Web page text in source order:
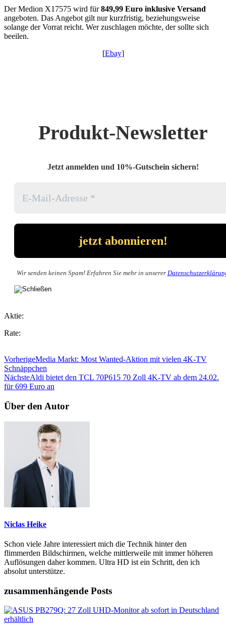
Der Medion X17575 wird für849,99 Euro inklusive Versand
angeboten. Das Angebot gilt nur kurzfristig, beziehungsweise
solange der Vorrat reicht. Wer zuschlagen möchte, der sollte sich
beeilen.
[Ebay]
Produkt-Newsletter
Jetzt anmelden und 10%-Gutschein sichern!
Wir senden keinen Spam! Erfahren Sie mehr in unserer
Aktie:
Rate:
VorherigeMedia Markt: Most Wanted-Aktion mit vielen 4K-TV
Schnäppchen
NächsteAldi bietet den TCL 70P615 70 Zoll 4K-TV ab dem 24.02.
für 699 Euro an
Über den Autor
Niclas Heike
Schon viele Jahre interessiert mich die Technik hinter den
flimmerden Bildschirmen, welche mittlerweile mit immer höheren
Auflösungen daher kommen. Ultra HD ist ein Schritt, den ich
absolut unterstütze.
zusammenhängende Posts